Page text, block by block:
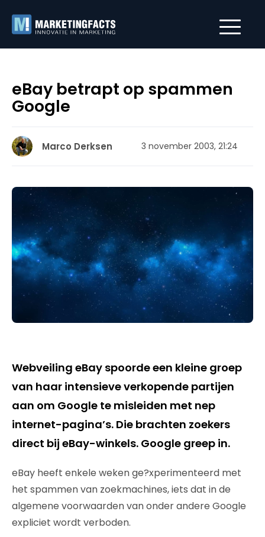
eBay betrapt op spammen
Google
Marco Derksen 3 november 2003, 21:24
Webveiling eBay spoorde een kleine groep
van haar intensieve verkopende partijen
aan om Google te misleiden met nep
internet-pagina’s. Die brachten zoekers
direct bij eBay-winkels. Google greep in.
eBay heeft enkele weken ge?xperimenteerd met
het spammen van zoekmachines, iets dat in de
algemene voorwaarden van onder andere Google
expliciet wordt verboden.